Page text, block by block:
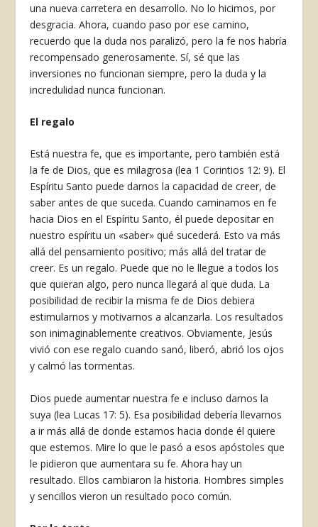
una nueva carretera en desarrollo. No lo hicimos, por
desgracia. Ahora, cuando paso por ese camino,
recuerdo que la duda nos paralizó, pero la fe nos habría
recompensado generosamente. Sí, sé que las
inversiones no funcionan siempre, pero la duda y la
incredulidad nunca funcionan.
El regalo
Está nuestra fe, que es importante, pero también está
la fe de Dios, que es milagrosa (lea 1 Corintios 12: 9). El
Espíritu Santo puede darnos la capacidad de creer, de
saber antes de que suceda. Cuando caminamos en fe
hacia Dios en el Espíritu Santo, él puede depositar en
nuestro espíritu un «saber» qué sucederá. Esto va más
allá del pensamiento positivo; más allá del tratar de
creer. Es un regalo. Puede que no le llegue a todos los
que quieran algo, pero nunca llegará al que duda. La
posibilidad de recibir la misma fe de Dios debiera
estimularnos y motivarnos a alcanzarla. Los resultados
son inimaginablemente creativos. Obviamente, Jesús
vivió con ese regalo cuando sanó, liberó, abrió los ojos
y calmó las tormentas.
Dios puede aumentar nuestra fe e incluso darnos la
suya (lea Lucas 17: 5). Esa posibilidad debería llevarnos
a ir más allá de donde estamos hacia donde él quiere
que estemos. Mire lo que le pasó a esos apóstoles que
le pidieron que aumentara su fe. Ahora hay un
resultado. Ellos cambiaron la historia. Hombres simples
y sencillos vieron un resultado poco común.